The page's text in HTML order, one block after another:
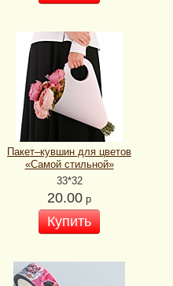
Пакет‒кувшин для цветов
«Самой стильной»
33*32
20.00 р
Купить